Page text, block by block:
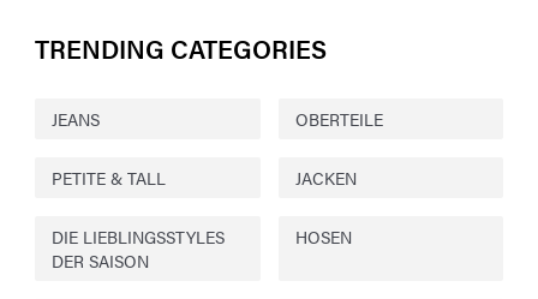
TRENDING CATEGORIES
JEANS OBERTEILE
PETITE & TALL JACKEN
DIE LIEBLINGSSTYLES
DER SAISON
HOSEN